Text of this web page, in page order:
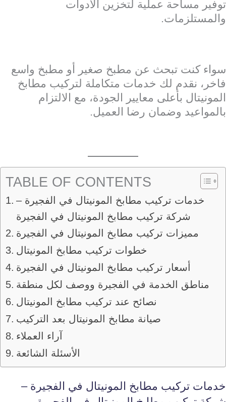
توفير مساحة عملية لتخزين الأدوات
والمستلزمات.
سواء كنت تبحث عن مطبخ صغير أو مطبخ واسع
فاخر، نقدم لك خدمات متكاملة لتركيب مطابخ
المونيتال بأعلى معايير الجودة، مع الالتزام
بالمواعيد وضمان رضا العميل.
TABLE OF CONTENTS
خدمات تركيب مطابخ المونيتال في الفجيرة –
شركة تركيب مطابخ المونيتال في الفجيرة
مميزات تركيب مطابخ المونيتال في الفجيرة
خطوات تركيب مطابخ المونيتال
أسعار تركيب مطابخ المونيتال في الفجيرة
مناطق الخدمة في الفجيرة ووصف لكل منطقة
نصائح عند تركيب مطابخ المونيتال
صيانة مطابخ المونيتال بعد التركيب
آراء العملاء
الأسئلة الشائعة
خدمات تركيب مطابخ المونيتال في الفجيرة –